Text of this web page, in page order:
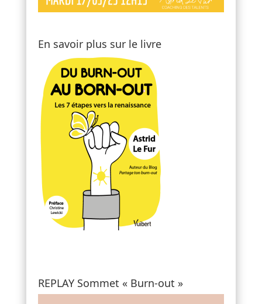
En savoir plus sur le livre
REPLAY Sommet « Burn-out »